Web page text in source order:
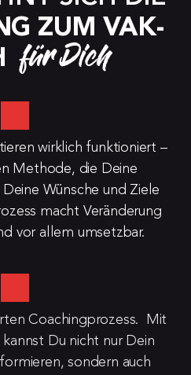
ZUM VAK-
für Dich
wirklich funktioniert –
Methode, die Deine
Wünsche und Ziele
macht Veränderung
vor allem umsetzbar.
Coachingprozess.  Mit
Du nicht nur Dein
sondern auch